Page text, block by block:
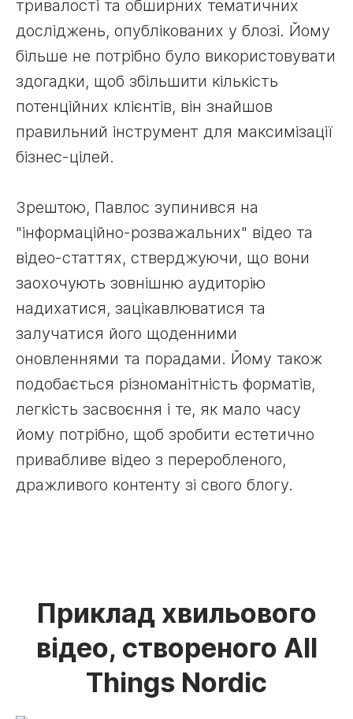
тривалості та обширних тематичних
досліджень, опублікованих у блозі. Йому
більше не потрібно було використовувати
здогадки, щоб збільшити кількість
потенційних клієнтів, він знайшов
правильний інструмент для максимізації
бізнес-цілей.
Зрештою, Павлос зупинився на
"інформаційно-розважальних" відео та
відео-статтях, стверджуючи, що вони
заохочують зовнішню аудиторію
надихатися, зацікавлюватися та
залучатися його щоденними
оновленнями та порадами. Йому також
подобається різноманітність форматів,
легкість засвоєння і те, як мало часу
йому потрібно, щоб зробити естетично
привабливе відео з переробленого,
дражливого контенту зі свого блогу.
Приклад хвильового
відео, створеного All
Things Nordic